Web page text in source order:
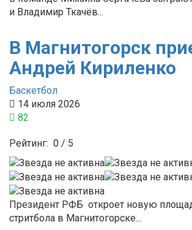
и Владимир Ткачёв...
В Магнитогорск
Андрей Кириленко
Баскетбол
14 июля 2026
82
Рейтинг: 0 / 5
Президент РФБ откроет новую
стритбола в Магнитогорске...